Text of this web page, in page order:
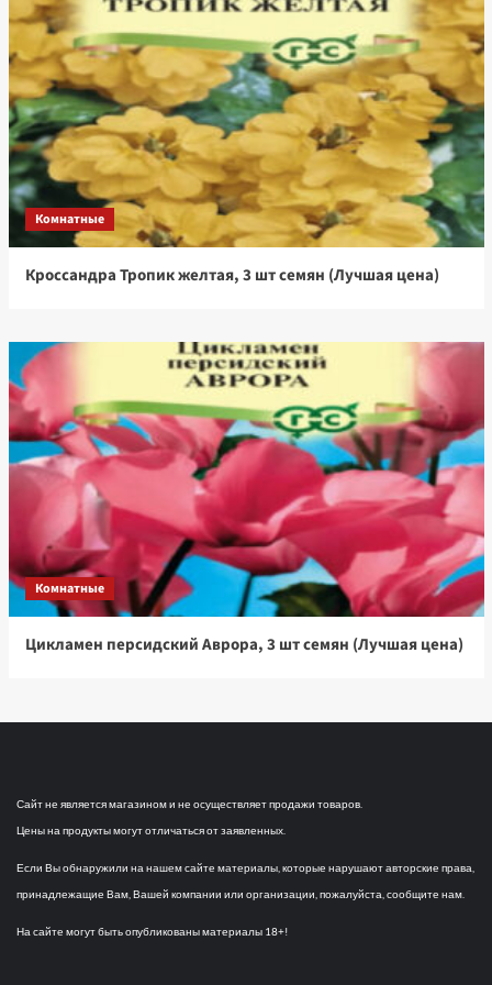
Комнатные
Кроссандра Тропик желтая, 3 шт семян (Лучшая цена)
Комнатные
Цикламен персидский Аврора, 3 шт семян (Лучшая цена)
Сайт не является магазином и не осуществляет продажи товаров.
Цены на продукты могут отличаться от заявленных.
Если Вы обнаружили на нашем сайте материалы, которые нарушают авторские права,
принадлежащие Вам, Вашей компании или организации, пожалуйста, сообщите нам.
На сайте могут быть опубликованы материалы 18+!